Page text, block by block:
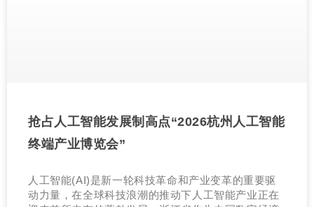
抢占人工智能发展制高点“2026杭州人工智能
终端产业博览会”
人工智能(AI)是新一轮科技革命和产业变革的重要驱
动力量，在全球科技浪潮的推动下人工智能产业正在